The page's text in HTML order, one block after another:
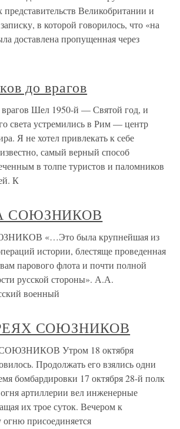
представительств Великобритании и
в которой говорилось, что «на
доставлена пропущенная через
до врагов
Шел 1950-й — Святой год, и
света устремились в Рим — центр
Я не хотел привлекать к себе
самый верный способ
в толпе туристов и паломников
К
СОЮЗНИКОВ
«…Это была крупнейшая из
истории, блестяще проведенная
парового флота и почти полной
русской стороны». А.А.
военный
СОЮЗНИКОВ
Утром 18 октября
Продолжать его взялись одни
бомбардировки 17 октября 28-й полк
артиллерии вел инженерные
их трое суток. Вечером к
огню присоединяется